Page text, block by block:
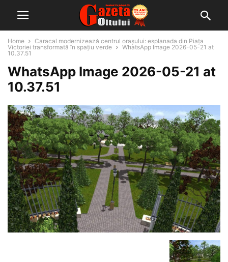
Home
Caracal modernizează centrul orașului: esplanada din Piața
Victoriei transformată în spațiu verde
WhatsApp Image 2026-05-21 at
10.37.51
WhatsApp Image 2026-05-21 at
10.37.51